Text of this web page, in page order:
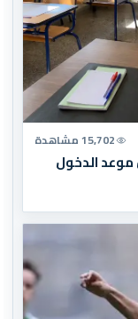
15,702 مشاهدة
موعد الدخول